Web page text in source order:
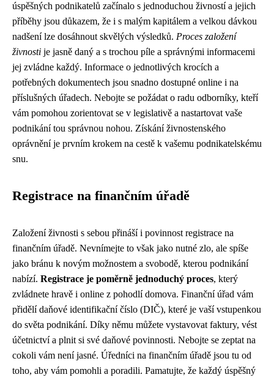
úspěšných podnikatelů začínalo s jednoduchou živností a jejich
příběhy jsou důkazem, že i s malým kapitálem a velkou dávkou
nadšení lze dosáhnout skvělých výsledků. Proces založení
živnosti je jasně daný a s trochou píle a správnými informacemi
jej zvládne každý. Informace o jednotlivých krocích a
potřebných dokumentech jsou snadno dostupné online i na
příslušných úřadech. Nebojte se požádat o radu odborníky, kteří
vám pomohou zorientovat se v legislativě a nastartovat vaše
podnikání tou správnou nohou. Získání živnostenského
oprávnění je prvním krokem na cestě k vašemu podnikatelskému
snu.
Registrace na finančním úřadě
Založení živnosti s sebou přináší i povinnost registrace na
finančním úřadě. Nevnímejte to však jako nutné zlo, ale spíše
jako bránu k novým možnostem a svobodě, kterou podnikání
nabízí. Registrace je poměrně jednoduchý proces, který
zvládnete hravě i online z pohodlí domova. Finanční úřad vám
přidělí daňové identifikační číslo (DIČ), které je vaší vstupenkou
do světa podnikání. Díky němu můžete vystavovat faktury, vést
účetnictví a plnit si své daňové povinnosti. Nebojte se zeptat na
cokoli vám není jasné. Úředníci na finančním úřadě jsou tu od
toho, aby vám pomohli a poradili. Pamatujte, že každý úspěšný